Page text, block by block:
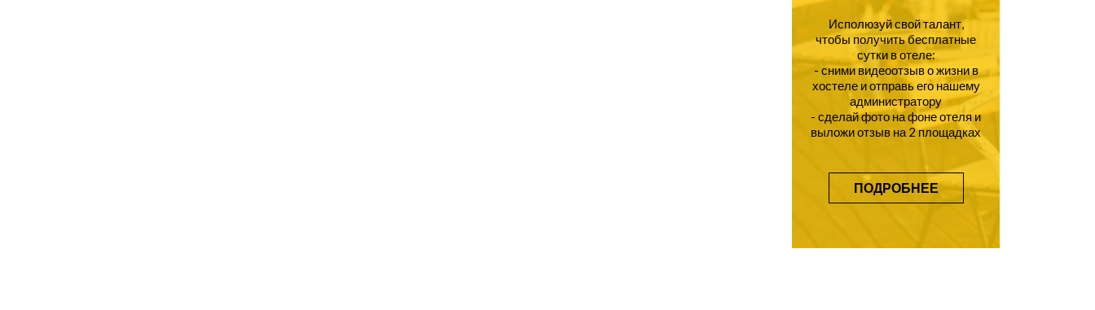
Исполюзуй свой талант,
чтобы получить бесплатные
сутки в отеле:
- сними видеоотзыв о жизни в
хостеле и отправь его нашему
администратору
- сделай фото на фоне отеля и
выложи отзыв на 2 площадках
ПОДРОБНЕЕ